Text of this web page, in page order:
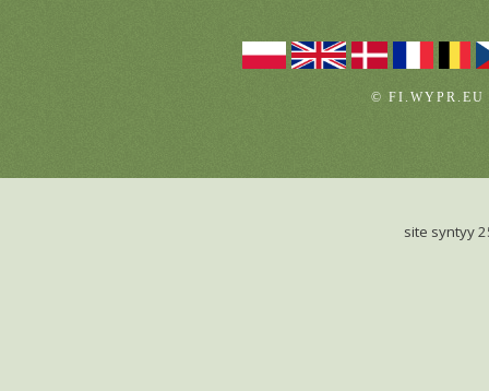
©
site syntyy